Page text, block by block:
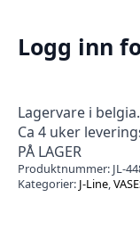
Logg inn
Lagervare i belgia.
Ca 4 uker
PÅ LAGER
Produktnummer: JL-
Kategorier: J-Line,